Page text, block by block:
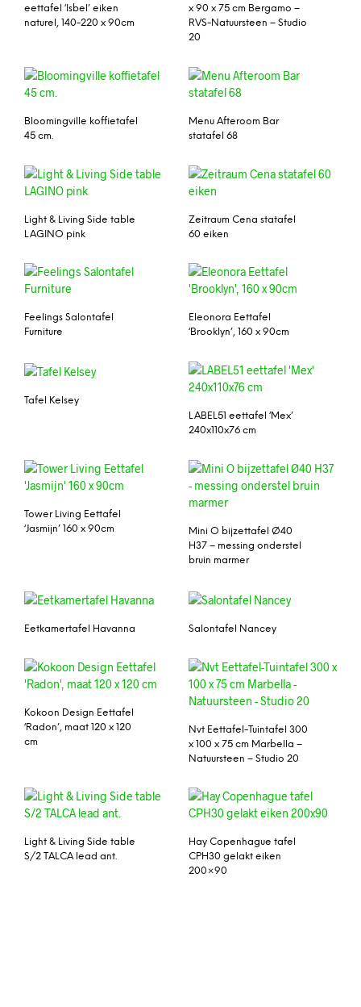
eettafel ‘Isbel’ eiken
naturel, 140-220 x 90cm
x 90 x 75 cm Bergamo –
RVS-Natuursteen – Studio
20
Bloomingville koffietafel
45 cm.
Menu Afteroom Bar
statafel 68
Light & Living Side table
LAGINO pink
Zeitraum Cena statafel
60 eiken
Feelings Salontafel
Furniture
Eleonora Eettafel
‘Brooklyn’, 160 x 90cm
Tafel Kelsey
LABEL51 eettafel ‘Mex’
240x110x76 cm
Tower Living Eettafel
‘Jasmijn’ 160 x 90cm
Mini O bijzettafel Ø40
H37 – messing onderstel
bruin marmer
Eetkamertafel Havanna Salontafel Nancey
Kokoon Design Eettafel
‘Radon’, maat 120 x 120
cm
Nvt Eettafel-Tuintafel 300
x 100 x 75 cm Marbella –
Natuursteen – Studio 20
Light & Living Side table
S/2 TALCA lead ant.
Hay Copenhague tafel
CPH30 gelakt eiken
200×90